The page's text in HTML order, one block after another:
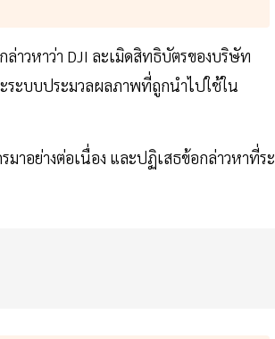
าวหาว่า DJI ละเมิดสิทธิบัตรของบริษัท
ระบบประมวลผลภาพที่ถูกนำไปใช้ใน
าอย่างต่อเนื่อง และปฏิเสธข้อกล่าวหาที่ร